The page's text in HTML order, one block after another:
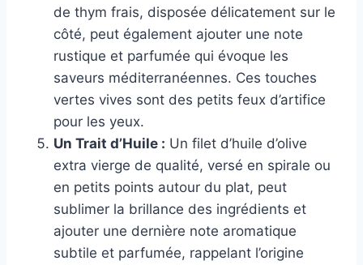
de thym frais, disposée délicatement sur le
côté, peut également ajouter une note
rustique et parfumée qui évoque les
saveurs méditerranéennes. Ces touches
vertes vives sont des petits feux d’artifice
pour les yeux.
Un Trait d’Huile : Un filet d’huile d’olive
extra vierge de qualité, versé en spirale ou
en petits points autour du plat, peut
sublimer la brillance des ingrédients et
ajouter une dernière note aromatique
subtile et parfumée, rappelant l’origine